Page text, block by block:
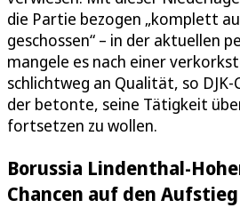
die Partie bezogen „komplett
geschossen“ – in der aktuellen
mangele es nach einer
schlichtweg an Qualität, so DJK-
der betonte, seine Tätigkeit
fortsetzen zu wollen.
Borussia Lindenthal-
Chancen auf den Aufstieg